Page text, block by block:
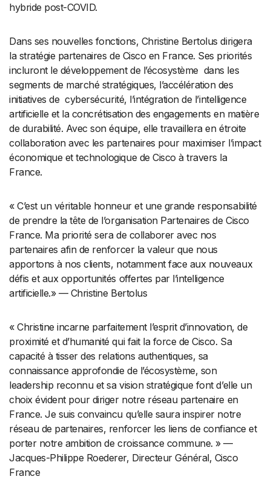
hybride post-COVID.
Dans ses nouvelles fonctions, Christine Bertolus dirigera
la stratégie partenaires de Cisco en France. Ses priorités
incluront le développement de l’écosystème dans les
segments de marché stratégiques, l’accélération des
initiatives de cybersécurité, l’intégration de l’intelligence
artificielle et la concrétisation des engagements en matière
de durabilité. Avec son équipe, elle travaillera en étroite
collaboration avec les partenaires pour maximiser l’impact
économique et technologique de Cisco à travers la
France.
« C’est un véritable honneur et une grande responsabilité
de prendre la tête de l’organisation Partenaires de Cisco
France. Ma priorité sera de collaborer avec nos
partenaires afin de renforcer la valeur que nous
apportons à nos clients, notamment face aux nouveaux
défis et aux opportunités offertes par l’intelligence
artificielle.» — Christine Bertolus
« Christine incarne parfaitement l’esprit d’innovation, de
proximité et d’humanité qui fait la force de Cisco. Sa
capacité à tisser des relations authentiques, sa
connaissance approfondie de l’écosystème, son
leadership reconnu et sa vision stratégique font d’elle un
choix évident pour diriger notre réseau partenaire en
France. Je suis convaincu qu’elle saura inspirer notre
réseau de partenaires, renforcer les liens de confiance et
porter notre ambition de croissance commune. » —
Jacques-Philippe Roederer, Directeur Général, Cisco
France